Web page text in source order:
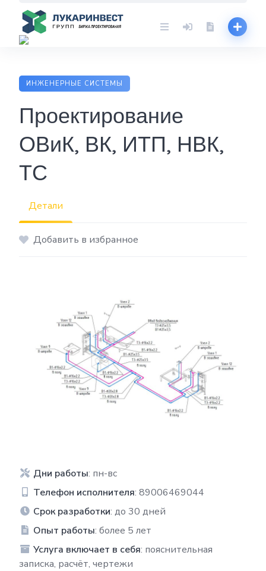
content
ИНЖЕНЕРНЫЕ СИСТЕМЫ
Проектирование
ОВиК, ВК, ИТП, НВК,
ТС
Детали
Добавить в избранное
Дни работы: пн-вс
Телефон исполнителя: 89006469044
Срок разработки: до 30 дней
Опыт работы: более 5 лет
Услуга включает в себя: пояснительная
записка, расчёт, чертежи